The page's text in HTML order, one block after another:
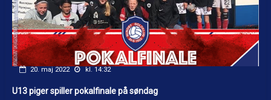
20. maj 2022 kl. 14:32
U13 piger spiller pokalfinale på søndag